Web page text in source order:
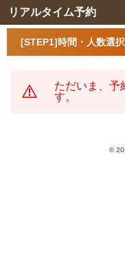
リアルタイム予約
[STEP1]時間・人数選択
ただいま、予
す。
©